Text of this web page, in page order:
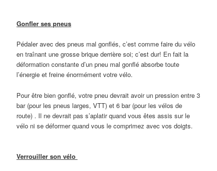
Gonfler ses pneus
Pédaler avec des pneus mal gonflés, c’est comme faire du vélo
en traînant une grosse brique derrière soi; c’est dur! En fait la
déformation constante d’un pneu mal gonflé absorbe toute
l’énergie et freine énormément votre vélo.
Pour être bien gonflé, votre pneu devrait avoir un pression entre 3
bar (pour les pneus larges, VTT) et 6 bar (pour les vélos de
route) . Il ne devrait pas s’aplatir quand vous êtes assis sur le
vélo ni se déformer quand vous le comprimez avec vos doigts.
Verrouiller son vélo